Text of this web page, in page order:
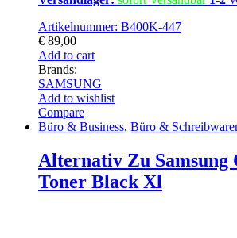
Artikelnummer: B400K-447
€ 89,00
Add to cart
Brands:
SAMSUNG
Add to wishlist
Compare
Büro & Business, Büro &
Alternativ Zu Samsung
Toner Black Xl